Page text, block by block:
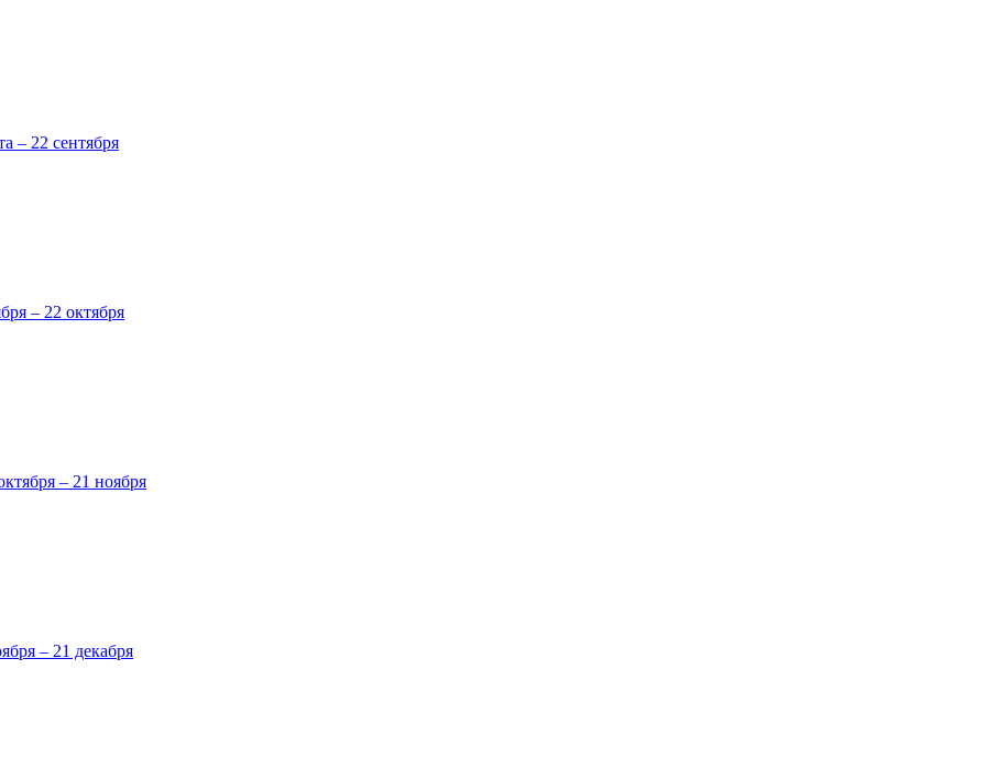
– 22 сентября
– 22 октября
– 21 ноября
– 21 декабря